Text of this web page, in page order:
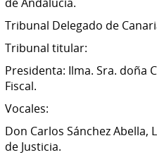
Tribunal Delegado de
Tribunal titular:
Presidenta: Ilma. Sra. doña
Fiscal.
Vocales:
Don Carlos Sánchez
de Justicia.